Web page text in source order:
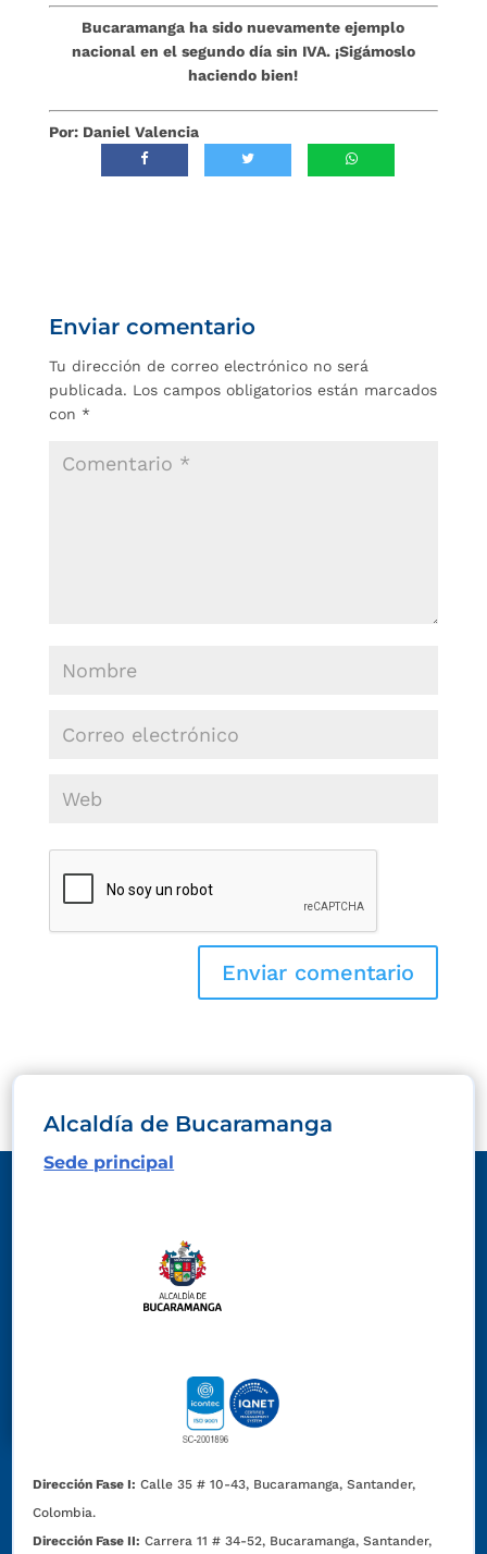
Bucaramanga ha sido nuevamente ejemplo
nacional en el segundo día sin IVA. ¡Sigámoslo
haciendo bien!
Por: Daniel Valencia
Enviar comentario
Tu dirección de correo electrónico no será
publicada. Los campos obligatorios están marcados
con *
Alcaldía de Bucaramanga
Sede principal
Dirección Fase I: Calle 35 # 10-43, Bucaramanga, Santander,
Colombia.
Dirección Fase II: Carrera 11 # 34-52, Bucaramanga, Santander,